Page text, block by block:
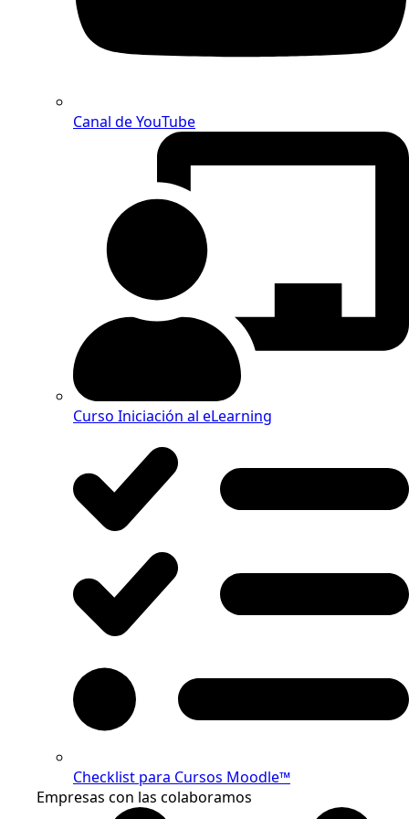
Canal de YouTube
Curso Iniciación al eLearning
Checklist para Cursos Moodle™
Empresas con las colaboramos